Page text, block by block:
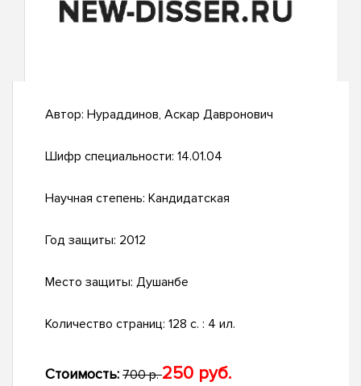
Автор: Нураддинов, Аскар Давронович
Шифр специальности: 14.01.04
Научная степень: Кандидатская
Год защиты: 2012
Место защиты: Душанбе
Количество страниц: 128 с. : 4 ил.
Стоимость: 700 р.250 руб.